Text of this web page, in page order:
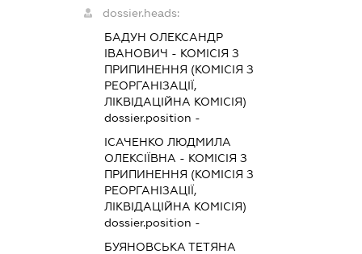
dossier.heads:
БАДУН ОЛЕКСАНДР
ІВАНОВИЧ - КОМІСІЯ З
ПРИПИНЕННЯ (КОМІСІЯ З
РЕОРГАНІЗАЦІЇ,
ЛІКВІДАЦІЙНА КОМІСІЯ)
dossier.position -
ІСАЧЕНКО ЛЮДМИЛА
ОЛЕКСІЇВНА - КОМІСІЯ З
ПРИПИНЕННЯ (КОМІСІЯ З
РЕОРГАНІЗАЦІЇ,
ЛІКВІДАЦІЙНА КОМІСІЯ)
dossier.position -
БУЯНОВСЬКА ТЕТЯНА